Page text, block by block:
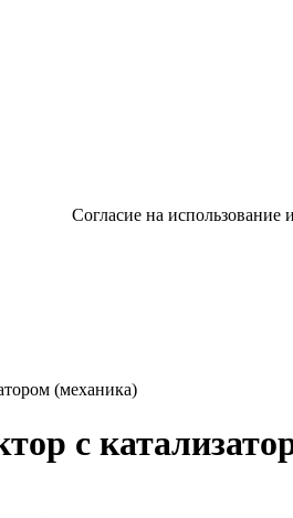
Согласие на
(механика)
с